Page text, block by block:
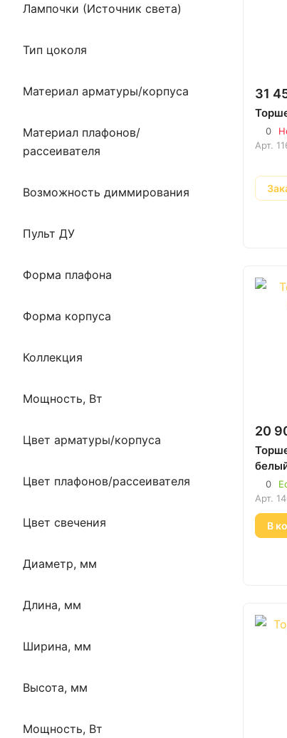
31
0
Арт.
20
0
Арт.
В
Лампочки (Источник света)
Тип цоколя
Материал арматуры/корпуса
Материал плафонов/
рассеивателя
Возможность диммирования
Пульт ДУ
Форма плафона
Форма корпуса
Коллекция
Мощность, Вт
Цвет арматуры/корпуса
Цвет плафонов/рассеивателя
Цвет свечения
Диаметр, мм
Длина, мм
Ширина, мм
Высота, мм
Мощность, Вт